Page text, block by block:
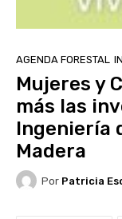
AGENDA FORESTAL
Mujeres y
más las
Ingeniería
Madera
Por Patricia